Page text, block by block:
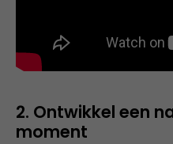
2. Ontwikkel een
moment